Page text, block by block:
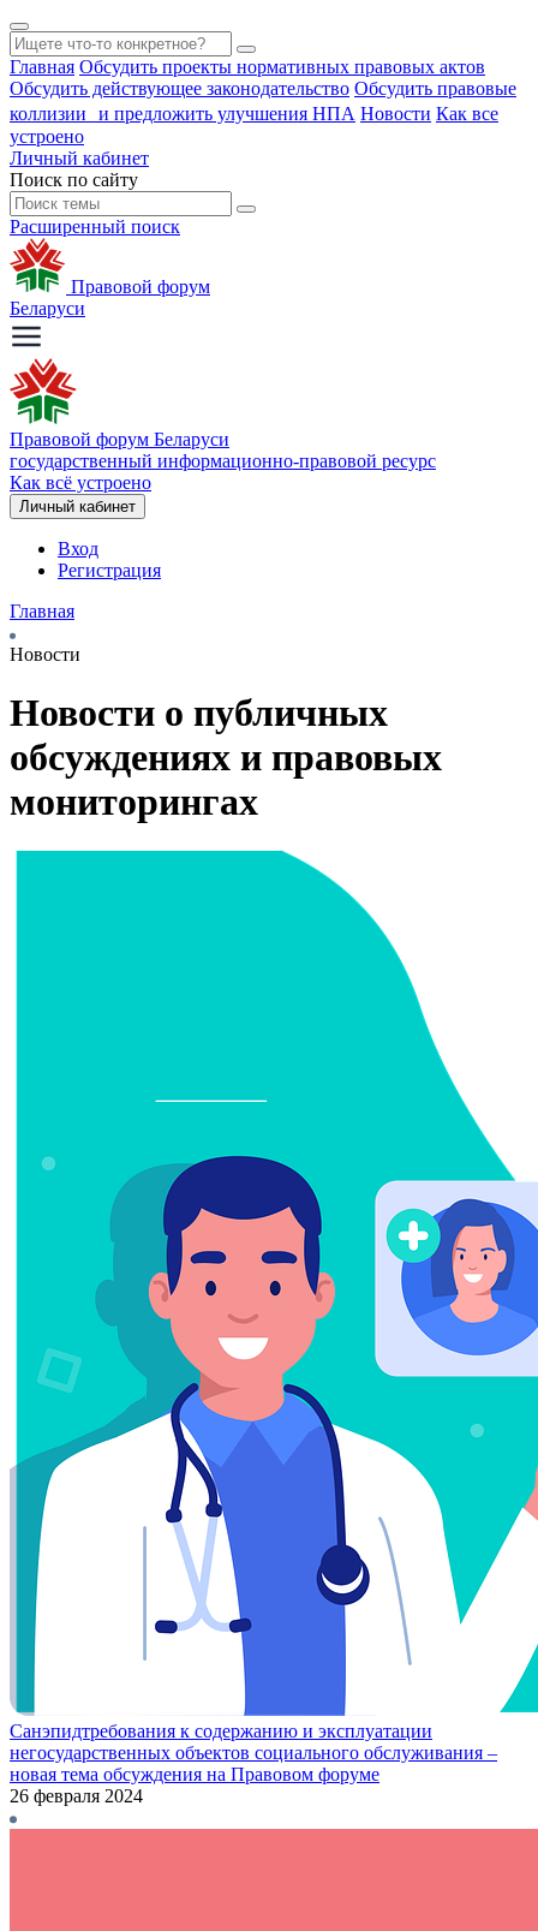
Главная Обсудить проекты нормативных правовых актов
Обсудить действующее законодательство Обсудить правовые
коллизии и предложить улучшения НПА Новости Как все
устроено
Личный кабинет
Поиск по сайту
Расширенный поиск
Правовой форум
Беларуси
Правовой форум Беларуси
государственный информационно-правовой ресурс
Как всё устроено
Личный кабинет
Вход
Регистрация
Главная
Новости
Новости о публичных
обсуждениях и правовых
мониторингах
Санэпидтребования к содержанию и эксплуатации
негосударственных объектов социального обслуживания –
новая тема обсуждения на Правовом форуме
26 февраля 2024